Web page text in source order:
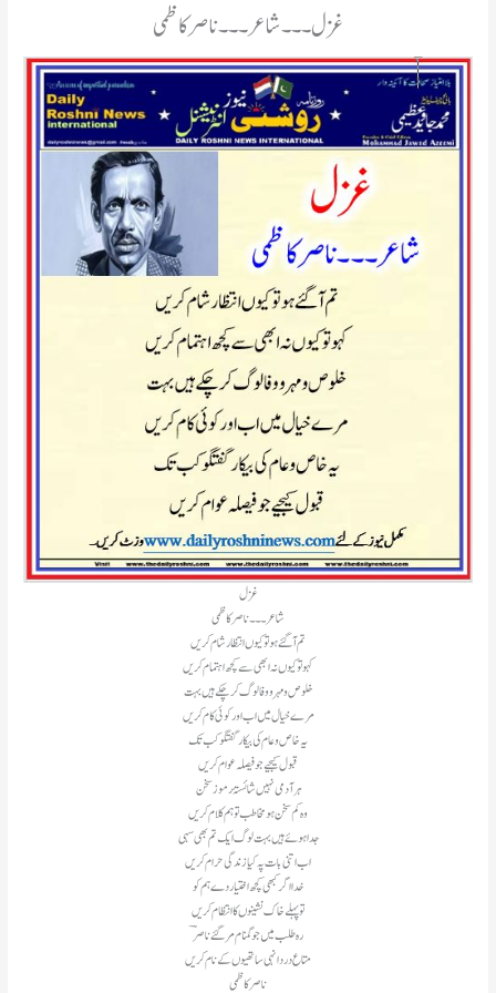
غزل۔۔۔شاعر۔۔۔ناصر کاظمی
غزل
شاعر۔۔۔ناصر کاظمی
تم آ گئے ہو تو کیوں انتظار شام کریں
کہو تو کیوں نہ ابھی سے کچھ اہتمام کریں
خلوص و مہر و وفا لوگ کر چکے ہیں بہت
مرے خیال میں اب اور کوئی کام کریں
یہ خاص و عام کی بیکار گفتگو کب تک
قبول کیجیے جو فیصلہ عوام کریں
ہر آدمی نہیں شائستۂ رموز سخن
وہ کم سخن ہو مخاطب تو ہم کلام کریں
جدا ہوئے ہیں بہت لوگ ایک تم بھی سہی
اب اتنی بات پہ کیا زندگی حرام کریں
خدا اگر کبھی کچھ اختیار دے ہم کو
تو پہلے خاک نشینوں کا انتظام کریں
رہ طلب میں جو گمنام مر گئے ناصرؔ
متاع درد انہی ساتھیوں کے نام کریں
ناصر کاظمی